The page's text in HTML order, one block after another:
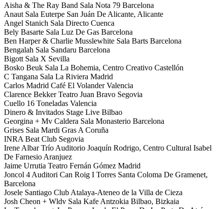
Aisha & The Ray Band Sala Nota 79 Barcelona
Anaut Sala Euterpe San Juán De Alicante, Alicante
Angel Stanich Sala Directo Cuenca
Bely Basarte Sala Luz De Gas Barcelona
Ben Harper & Charlie Musslewhite Sala Barts Barcelona
Bengalah Sala Sandaru Barcelona
Bigott Sala X Sevilla
Bosko Beuk Sala La Bohemia, Centro Creativo Castellón
C Tangana Sala La Riviera Madrid
Carlos Madrid Café El Volander Valencia
Clarence Bekker Teatro Juan Bravo Segovia
Cuello 16 Toneladas Valencia
Dinero & Invitados Stage Live Bilbao
Georgina + Mv Caldera Sala Monasterio Barcelona
Grises Sala Mardi Gras A Coruña
INRA Beat Club Segovia
Irene Albar Trío Auditorio Joaquín Rodrigo, Centro Cultural Isabel
De Farnesio Aranjuez
Jaime Urrutia Teatro Fernán Gómez Madrid
Joncol 4 Auditori Can Roig I Torres Santa Coloma De Gramenet,
Barcelona
Josele Santiago Club Atalaya-Ateneo de la Villa de Cieza
Josh Cheon + Wldv Sala Kafe Antzokia Bilbao, Bizkaia